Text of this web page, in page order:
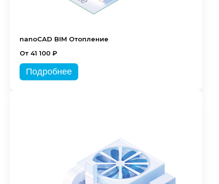
nanoCAD BIM Отопление
От 41 100 ₽
Подробнее